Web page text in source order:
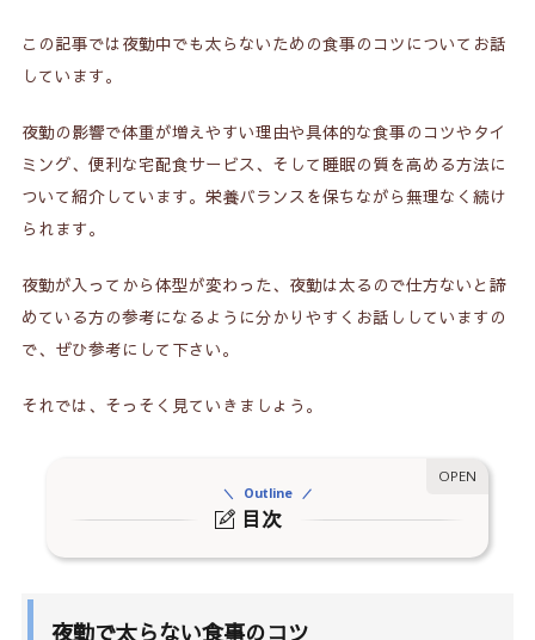
この記事では夜勤中でも太らないための食事のコツについてお話
しています。
夜勤の影響で体重が増えやすい理由や具体的な食事のコツやタイ
ミング、便利な宅配食サービス、そして睡眠の質を高める方法に
ついて紹介しています。栄養バランスを保ちながら無理なく続け
られます。
夜勤が入ってから体型が変わった、夜勤は太るので仕方ないと諦
めている方の参考になるように分かりやすくお話ししていますの
で、ぜひ参考にして下さい。
それでは、そっそく見ていきましょう。
目次
Outline
夜勤で太らない食事のコツ